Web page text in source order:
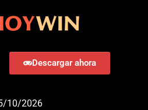
Descargar ahora
10/2026